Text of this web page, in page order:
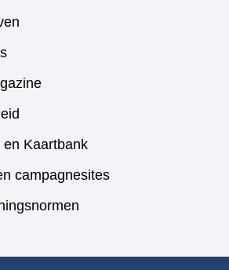
(verwijst
andere
website)
en Kaartbank(verwijst
naar
campagnesites